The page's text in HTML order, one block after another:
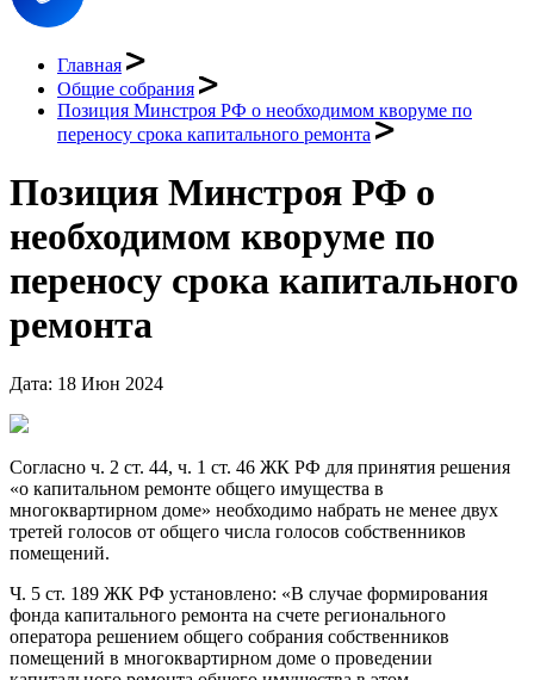
Главная
Общие собрания
Позиция Минстроя РФ о необходимом кворуме по
переносу срока капитального ремонта
Позиция Минстроя РФ о
необходимом кворуме по
переносу срока капитального
ремонта
Дата: 18 Июн 2024
Согласно ч. 2 ст. 44, ч. 1 ст. 46 ЖК РФ для принятия решения
«о капитальном ремонте общего имущества в
многоквартирном доме» необходимо набрать не менее двух
третей голосов от общего числа голосов собственников
помещений.
Ч. 5 ст. 189 ЖК РФ установлено: «В случае формирования
фонда капитального ремонта на счете регионального
оператора решением общего собрания собственников
помещений в многоквартирном доме о проведении